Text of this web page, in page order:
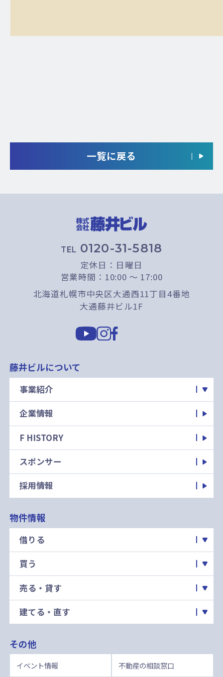
一覧に戻る
TEL 0120-31-5818
定休日：日曜日
営業時間：10:00 〜 17:00
北海道札幌市中央区大通西11丁目4番地
大通藤井ビル1F
藤井ビルについて
事業紹介
企業情報
F HISTORY
スポンサー
採用情報
物件情報
借りる
買う
売る・貸す
建てる・直す
その他
イベント情報 不動産の相談窓口